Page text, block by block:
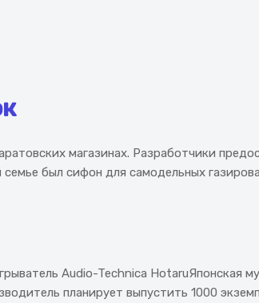
магазинах. Разработчики
был сифон для самодельных
Audio-Technica HotaruЯпонская
планирует выпустить 1000